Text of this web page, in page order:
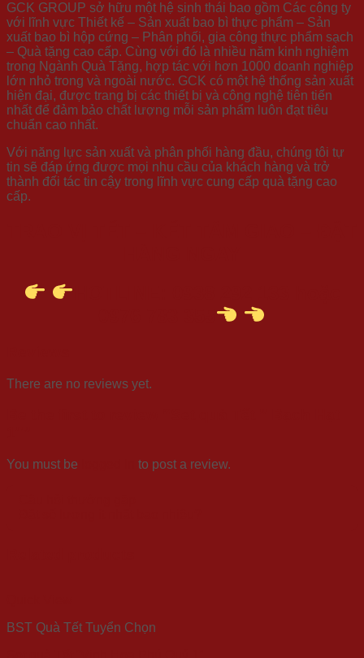
GCK GROUP sở hữu một hệ sinh thái bao gồm Các công ty
với lĩnh vực Thiết kế – Sản xuất bao bì thực phẩm – Sản
xuất bao bì hộp cứng – Phân phối, gia công thực phẩm sạch
– Quà tặng cao cấp. Cùng với đó là nhiều năm kinh nghiệm
trong Ngành Quà Tặng, hợp tác với hơn 1000 doanh nghiệp
lớn nhỏ trong và ngoài nước. GCK có một hệ thống sản xuất
hiện đại, được trang bị các thiết bị và công nghệ tiên tiến
nhất để đảm bảo chất lượng mỗi sản phẩm luôn đạt tiêu
chuẩn cao nhất.
Với năng lực sản xuất và phân phối hàng đầu, chúng tôi tự
tin sẽ đáp ứng được mọi nhu cầu của khách hàng và trở
thành đối tác tin cậy trong lĩnh vực cung cấp quà tặng cao
cấp.
There are no reviews yet.
You must be to post a review.
BST Quà Tết Tuyển Chọn